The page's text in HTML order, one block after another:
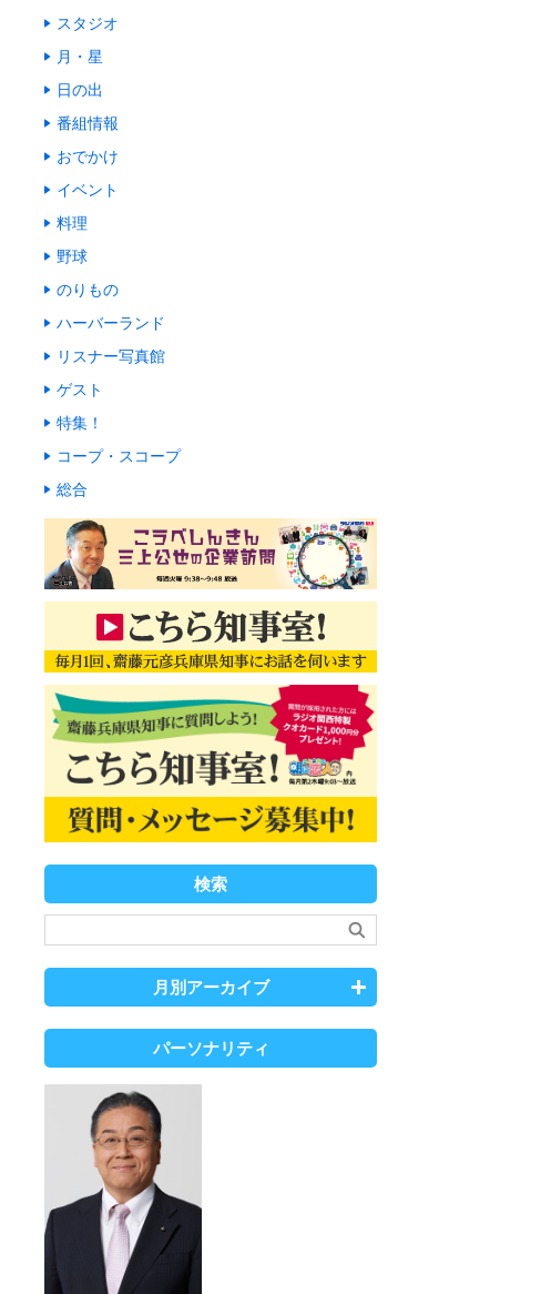
スタジオ
月・星
日の出
番組情報
おでかけ
イベント
料理
野球
のりもの
ハーバーランド
リスナー写真館
ゲスト
特集！
コープ・スコープ
総合
検索
月別アーカイブ
パーソナリティ